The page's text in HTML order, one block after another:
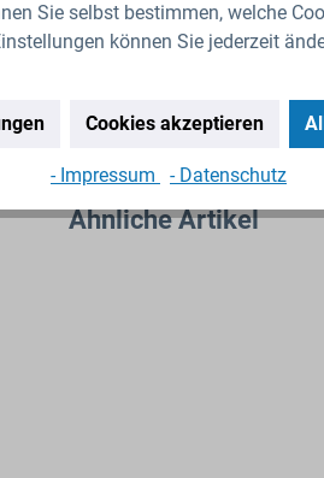
Ähnliche Artikel
Sie selbst bestimmen, welche
können Sie jederzeit
Cookies akzeptieren
- Impressum - Datenschutz